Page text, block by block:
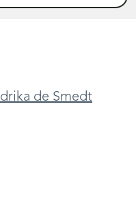
de Smedt